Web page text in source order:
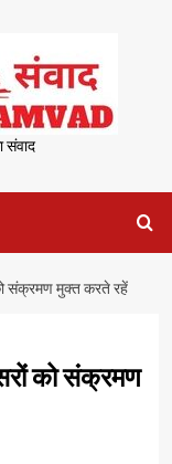
संवाद
संक्रमण मुक्त करते रहें
को संक्रमण